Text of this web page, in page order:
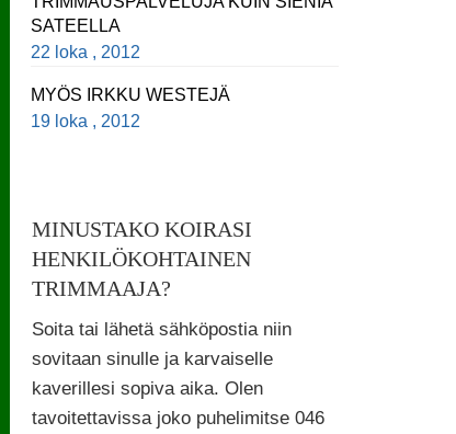
SATEELLA
22 loka , 2012
MYÖS IRKKU WESTEJÄ
19 loka , 2012
MINUSTAKO KOIRASI
HENKILÖKOHTAINEN
TRIMMAAJA?
Soita tai lähetä sähköpostia niin
sovitaan sinulle ja karvaiselle
kaverillesi sopiva aika. Olen
tavoitettavissa joko puhelimitse 046